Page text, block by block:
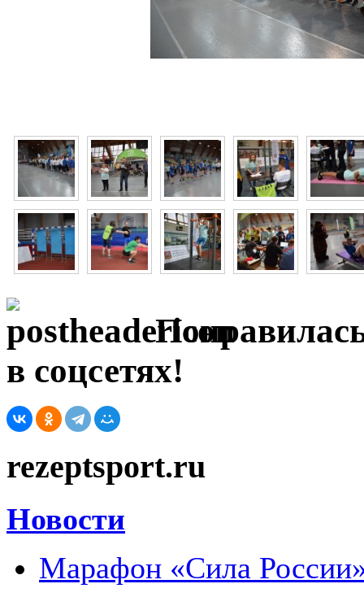
в соцсетях!
rezeptsport.ru
Новости
Марафон «Сила